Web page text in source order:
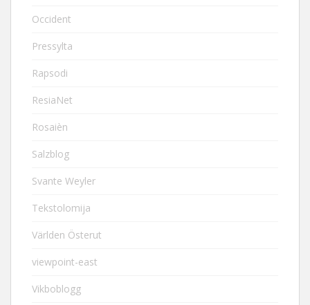
Occident
Pressylta
Rapsodi
ResiaNet
Rosaièn
Salzblog
Svante Weyler
Tekstolomija
Världen Österut
viewpoint-east
Vikboblogg